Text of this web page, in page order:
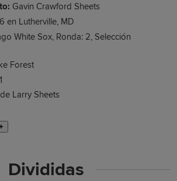
Gavin Crawford Sheets
en Lutherville, MD
White Sox, Ronda: 2, Selección
Forest
Larry Sheets
Divididas